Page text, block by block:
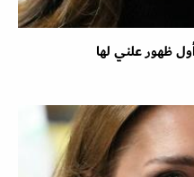
ظهور علني لها